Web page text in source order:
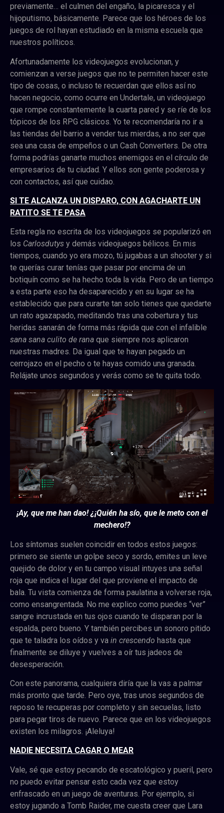
previamente… el culmen del engaño, la picaresca y el
hijoputismo, básicamente. Parece que los héroes de los
juegos de rol hayan estudiado en la misma escuela que
nuestros políticos.
Afortunadamente los videojuegos evolucionan, y
comienzan a verse juegos que no te permiten hacer este
tipo de cosas, o incluso te recuerdan que ellos así no
hacen negocio, como ocurre en Undertale, un videojuego
que rompe constantemente la cuarta pared y se ríe de los
tópicos de los RPG clásicos. Yo te recomendaría no ir a
las tiendas del barrio a vender tus mierdas, a no ser que
sea una casa de empeños o un Cash Converters. De otra
forma podrías ganarte muchos enemigos en el círculo de
empresarios de tu ciudad. Y ellos son gente poderosa y
con contactos, así que cuidao.
SI TE ALCANZA UN DISPARO, CON AGACHARTE UN
RATITO SE TE PASA
Esta regla no escrita de los videojuegos se popularizó en
los Carlosdutys y demás videojuegos bélicos. En mis
tiempos, cuando yo era mozo, tú jugabas a un shooter y si
te querías curar tenías que pasar por encima de un
botiquín como se ha hecho toda la vida. Pero de un tiempo
a esta parte eso ha desaparecido y en su lugar se ha
establecido que para curarte tan solo tienes que quedarte
un rato agazapado, meditando tras una cobertura y tus
heridas sanarán de forma más rápida que con el infalible
sana sana culito de rana que siempre nos aplicaron
nuestras madres. Da igual que te hayan pegado un
cerrojazo en el pecho o te hayas comido una granada.
Relájate unos segundos y verás como se te quita todo.
¡Ay, que me han dao! ¿¡Quién ha sío, que le meto con el
mechero!?
Los síntomas suelen coincidir en todos estos juegos:
primero se siente un golpe seco y sordo, emites un leve
quejido de dolor y en tu campo visual intuyes una señal
roja que indica el lugar del que proviene el impacto de
bala. Tu vista comienza de forma paulatina a volverse roja,
como ensangrentada. No me explico como puedes “ver”
sangre incrustada en tus ojos cuando te disparan por la
espalda, pero bueno. Y también percibes un sonoro pitido
que te taladra los oídos y va in crescendo hasta que
finalmente se diluye y vuelves a oír tus jadeos de
desesperación.
Con este panorama, cualquiera diría que la vas a palmar
más pronto que tarde. Pero oye, tras unos segundos de
reposo te recuperas por completo y sin secuelas, listo
para pegar tiros de nuevo. Parece que en los videojuegos
existen los milagros. ¡Aleluya!
NADIE NECESITA CAGAR O MEAR
Vale, sé que estoy pecando de escatológico y pueril, pero
no puedo evitar pensar esto cada vez que estoy
enfrascado en un juego de aventuras. Por ejemplo, si
estoy jugando a Tomb Raider, me cuesta creer que Lara